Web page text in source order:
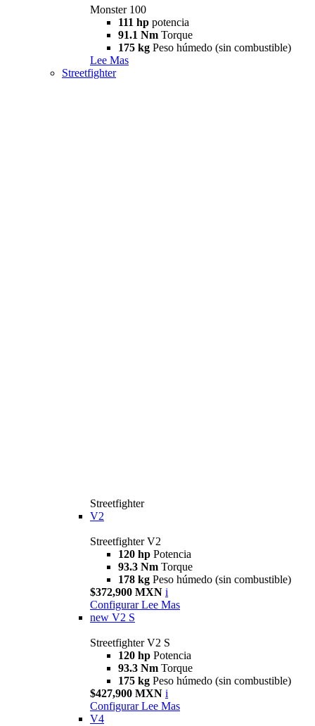
Monster 100
111 hp potencia
91.1 Nm Torque
175 kg Peso húmedo (sin combustible)
Lee Mas
Streetfighter
Streetfighter
V2
Streetfighter V2
120 hp Potencia
93.3 Nm Torque
178 kg Peso húmedo (sin combustible)
$372,900 MXN i
Configurar Lee Mas
new V2 S
Streetfighter V2 S
120 hp Potencia
93.3 Nm Torque
175 kg Peso húmedo (sin combustible)
$427,900 MXN i
Configurar Lee Mas
V4